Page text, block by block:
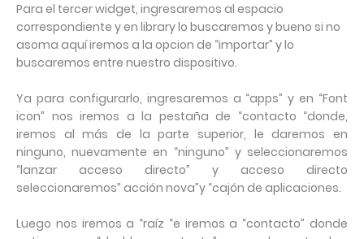
Para el tercer widget, ingresaremos al espacio
correspondiente y en library lo buscaremos y bueno si no
asoma aquí iremos a la opcion de “importar” y lo
buscaremos entre nuestro dispositivo.
Ya para configurarlo, ingresaremos a “apps” y en “Font
icon” nos iremos a la pestaña de “contacto “donde,
iremos al más de la parte superior, le daremos en
ninguno, nuevamente en “ninguno” y seleccionaremos
“lanzar acceso directo” y acceso directo
seleccionaremos” acción nova”y “cajón de aplicaciones.
Luego nos iremos a “raíz “e iremos a “contacto” donde